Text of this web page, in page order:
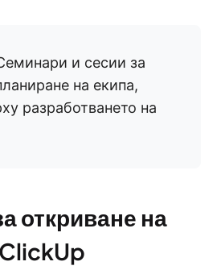
и сесии за
на екипа,
разработването на
откриване на